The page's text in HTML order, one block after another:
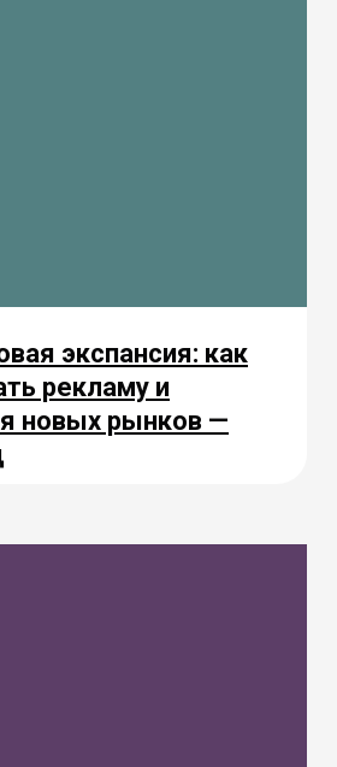
экспансия: как
рекламу и
новых рынков —